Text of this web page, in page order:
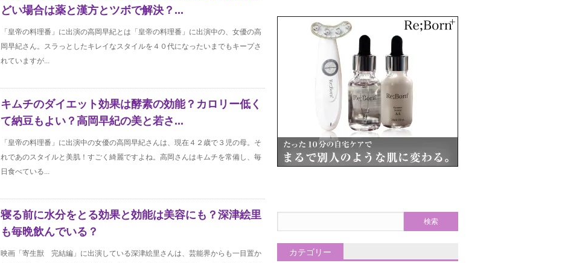
どい場合は薬と漢方とツボで解決？...
「皇帝の料理番」に出演の高岡早紀とは「皇帝の料理番」に出演中の、女優の高
岡早紀さん。スラっとしたキレイなスタイルを４０代になったいまでもキープさ
れていますが...
キムチのダイエット効果は酵素の効能？カロリー低く
て納豆もよい？高岡早紀の美と若さ...
「皇帝の料理番」に出演中の女優の高岡早紀さんは、現在４２歳で３児の母。そ
れであのスタイルと美肌！すごく綺麗ですよね。高岡さんはキムチを常備し、毎
日食べている...
寝る前に水分をとる効果と効能は美容にも？深津絵里
も毎晩飲んでいる？
映画「寄生獣 完結編」に出演している深津絵里さんは、芸能界からも一目置か
カテゴリー